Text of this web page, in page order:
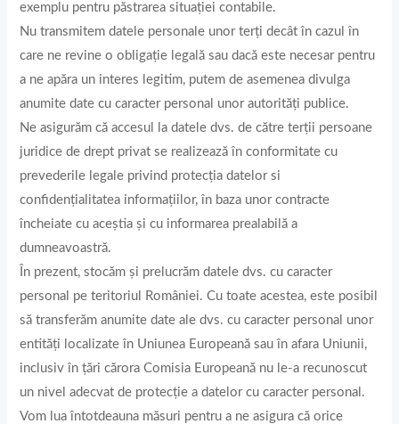
exemplu pentru păstrarea situației contabile.
Nu transmitem datele personale unor terți decât în cazul în
care ne revine o obligație legală sau dacă este necesar pentru
a ne apăra un interes legitim, putem de asemenea divulga
anumite date cu caracter personal unor autorități publice.
Ne asigurăm că accesul la datele dvs. de către terții persoane
juridice de drept privat se realizează în conformitate cu
prevederile legale privind protecția datelor si
confidențialitatea informațiilor, în baza unor contracte
încheiate cu aceștia și cu informarea prealabilă a
dumneavoastră.
În prezent, stocăm și prelucrăm datele dvs. cu caracter
personal pe teritoriul României. Cu toate acestea, este posibil
să transferăm anumite date ale dvs. cu caracter personal unor
entități localizate în Uniunea Europeană sau în afara Uniunii,
inclusiv în țări cărora Comisia Europeană nu le-a recunoscut
un nivel adecvat de protecție a datelor cu caracter personal.
Vom lua întotdeauna măsuri pentru a ne asigura că orice